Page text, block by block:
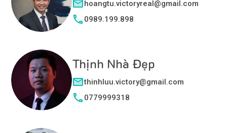
hoangtu.victoryreal@gmail.com
0989.199.898
Thịnh Nhà Đẹp
thinhluu.victory@gmail.com
0779999318